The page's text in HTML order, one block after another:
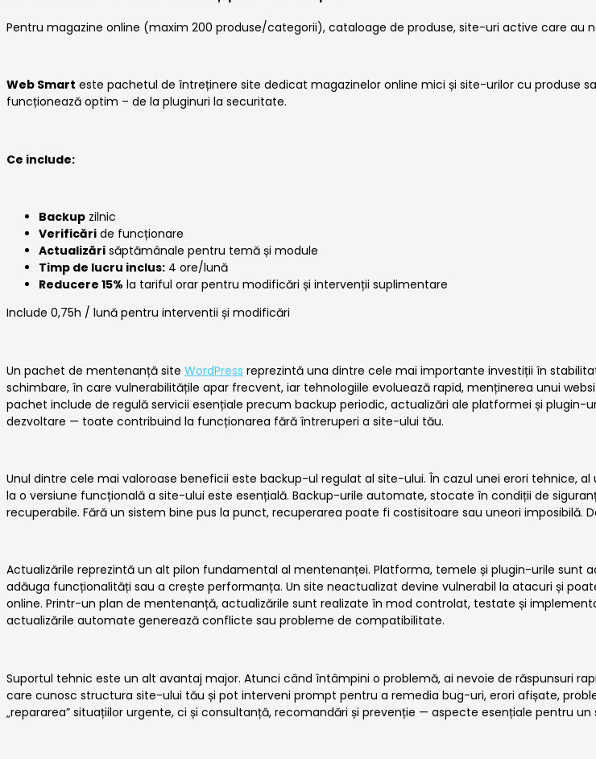
Pentru magazine online (maxim 200 produse/categorii), cataloage de produse, site-uri active care
Web Smart este pachetul de întreținere site dedicat magazinelor online mici și site-urilor cu produse
funcționează optim – de la pluginuri la securitate.
Ce include:
Backup zilnic
Verificări de funcționare
Actualizări săptămânale pentru temă și module
Timp de lucru inclus: 4 ore/lună
Reducere 15% la tariful orar pentru modificări și intervenții suplimentare
Include 0,75h / lună pentru interventii și modificări
Un pachet de mentenanță site WordPress reprezintă una dintre cele mai importante investiții în
schimbare, în care vulnerabilitățile apar frecvent, iar tehnologiile evoluează rapid, menținerea unui
pachet include de regulă servicii esențiale precum backup periodic, actualizări ale platformei și
dezvoltare — toate contribuind la funcționarea fără întreruperi a site-ului tău.
Unul dintre cele mai valoroase beneficii este backup-ul regulat al site-ului. În cazul unei erori tehnice,
la o versiune funcțională a site-ului este esențială. Backup-urile automate, stocate în condiții de
recuperabile. Fără un sistem bine pus la punct, recuperarea poate fi costisitoare sau uneori
Actualizările reprezintă un alt pilon fundamental al mentenanței. Platforma, temele și plugin-urile
adăuga funcționalități sau a crește performanța. Un site neactualizat devine vulnerabil la atacuri și
online. Printr-un plan de mentenanță, actualizările sunt realizate în mod controlat, testate și
actualizările automate generează conflicte sau probleme de compatibilitate.
Suportul tehnic este un alt avantaj major. Atunci când întâmpini o problemă, ai nevoie de răspunsuri
care cunosc structura site-ului tău și pot interveni prompt pentru a remedia bug-uri, erori afișate,
„repararea” situațiilor urgente, ci și consultanță, recomandări și prevenție — aspecte esențiale pentru